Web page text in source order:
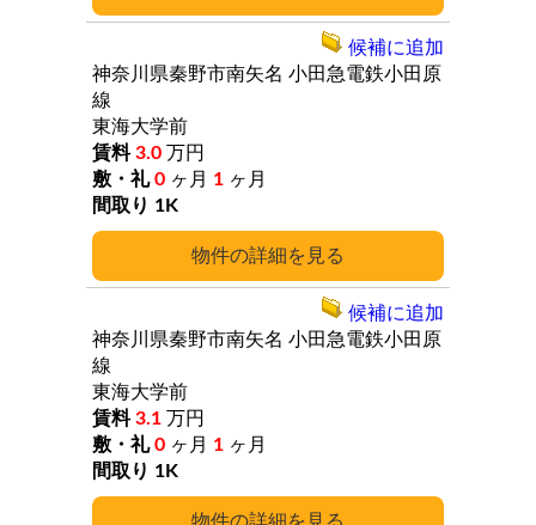
詳細
神奈川県秦野市南矢名 小田急電鉄小田原
線
東海大学前
3.0 万円
0 ヶ月 1 ヶ月
1K
候補に追加
神奈川県秦野市南矢名 小田急電鉄小田原
線
東海大学前
3.1 万円
0 ヶ月 1 ヶ月
1K
候補に追加